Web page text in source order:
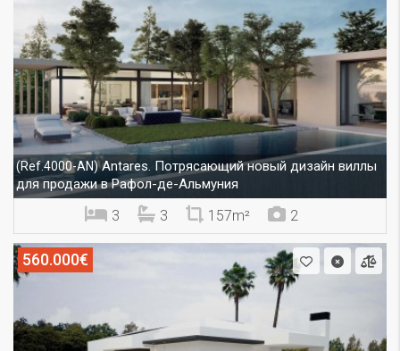
(Ref.4000-AN)Antares. Потрясающий новый дизайн виллы
для продажи в Рафол-де-Альмуния
3 3 157m² 2
560.000€